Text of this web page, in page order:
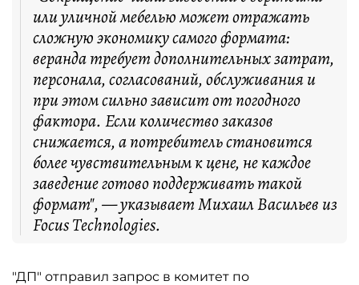
или уличной мебелью может отражать
сложную экономику самого формата:
веранда требует дополнительных затрат,
персонала, согласований, обслуживания и
при этом сильно зависит от погодного
фактора. Если количество заказов
снижается, а потребитель становится
более чувствительным к цене, не каждое
заведение готово поддерживать такой
формат", — указывает Михаил Васильев из
Focus Technologies.
"ДП" отправил запрос в комитет по